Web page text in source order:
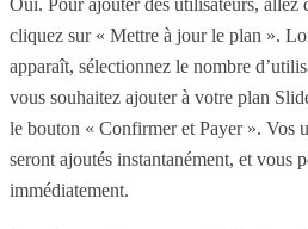
cliquez sur « Mettre à jour le plan ».
apparaît, sélectionnez le nombre
vous souhaitez ajouter à votre plan
le bouton « Confirmer et Payer ». Vos
seront ajoutés instantanément, et vous
immédiatement.